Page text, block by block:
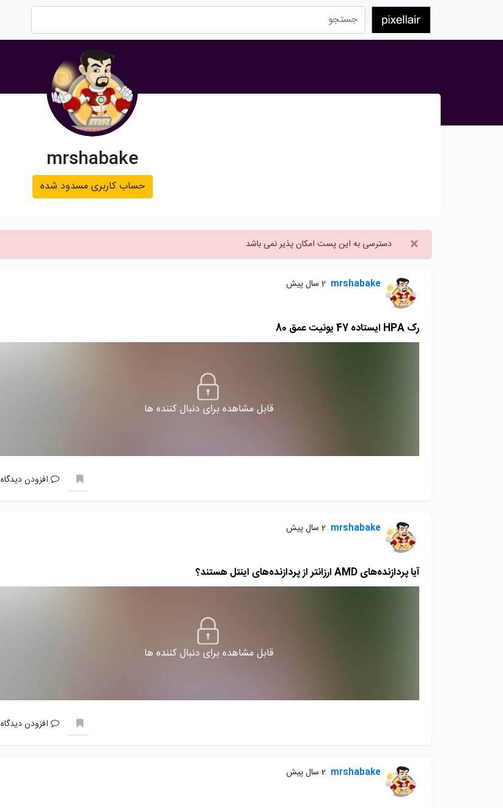
mrshabake
حساب کاربری مسدود شده
× دسترسی به این پست امکان پذیر نمی باشد
mrshabake 2 سال پیش
رک HPA ايستاده 47 يونيت عمق 80
قابل مشاهده برای دنبال کننده ها
افزودن دیدگاه
mrshabake 2 سال پیش
آیا پردازنده‌های AMD ارزانتر از پردازنده‌های اینتل هستند؟
قابل مشاهده برای دنبال کننده ها
افزودن دیدگاه
mrshabake 2 سال پیش